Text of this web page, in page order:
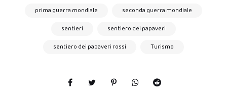
prima guerra mondiale
seconda guerra mondiale
sentieri
sentiero dei papaveri
sentiero dei papaveri rossi
Turismo